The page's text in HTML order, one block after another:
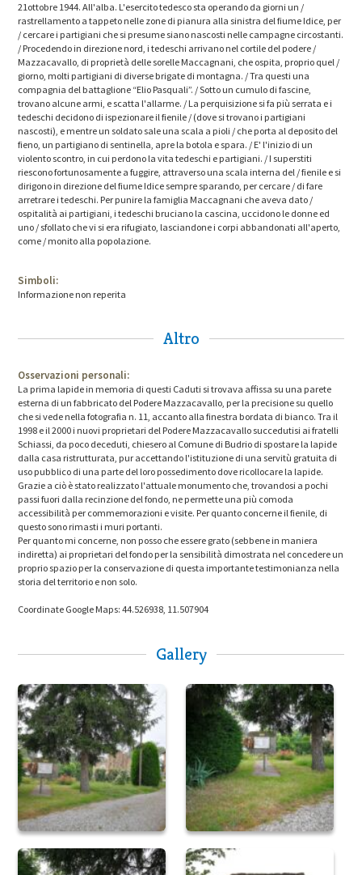
21ottobre 1944. All'alba. L'esercito tedesco sta operando da giorni un /
rastrellamento a tappeto nelle zone di pianura alla sinistra del fiume Idice, per
/ cercare i partigiani che si presume siano nascosti nelle campagne circostanti.
/ Procedendo in direzione nord, i tedeschi arrivano nel cortile del podere /
Mazzacavallo, di proprietà delle sorelle Maccagnani, che ospita, proprio quel /
giorno, molti partigiani di diverse brigate di montagna. / Tra questi una
compagnia del battaglione “Elio Pasquali”. / Sotto un cumulo di fascine,
trovano alcune armi, e scatta l'allarme. / La perquisizione si fa più serrata e i
tedeschi decidono di ispezionare il fienile / (dove si trovano i partigiani
nascosti), e mentre un soldato sale una scala a pioli / che porta al deposito del
fieno, un partigiano di sentinella, apre la botola e spara. / E' l'inizio di un
violento scontro, in cui perdono la vita tedeschi e partigiani. / I superstiti
riescono fortunosamente a fuggire, attraverso una scala interna del / fienile e si
dirigono in direzione del fiume Idice sempre sparando, per cercare / di fare
arretrare i tedeschi. Per punire la famiglia Maccagnani che aveva dato /
ospitalità ai partigiani, i tedeschi bruciano la cascina, uccidono le donne ed
uno / sfollato che vi si era rifugiato, lasciandone i corpi abbandonati all'aperto,
come / monito alla popolazione.
Simboli:
Informazione non reperita
Altro
Osservazioni personali:
La prima lapide in memoria di questi Caduti si trovava affissa su una parete
esterna di un fabbricato del Podere Mazzacavallo, per la precisione su quello
che si vede nella fotografia n. 11, accanto alla finestra bordata di bianco. Tra il
1998 e il 2000 i nuovi proprietari del Podere Mazzacavallo succedutisi ai fratelli
Schiassi, da poco deceduti, chiesero al Comune di Budrio di spostare la lapide
dalla casa ristrutturata, pur accettando l'istituzione di una servitù gratuita di
uso pubblico di una parte del loro possedimento dove ricollocare la lapide.
Grazie a ciò è stato realizzato l'attuale monumento che, trovandosi a pochi
passi fuori dalla recinzione del fondo, ne permette una più comoda
accessibilità per commemorazioni e visite. Per quanto concerne il fienile, di
questo sono rimasti i muri portanti.
Per quanto mi concerne, non posso che essere grato (sebbene in maniera
indiretta) ai proprietari del fondo per la sensibilità dimostrata nel concedere un
proprio spazio per la conservazione di questa importante testimonianza nella
storia del territorio e non solo.
Coordinate Google Maps: 44.526938, 11.507904
Gallery